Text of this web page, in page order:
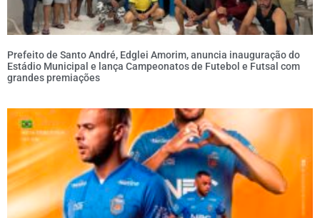
Prefeito de Santo André, Edglei Amorim, anuncia inauguração do
Estádio Municipal e lança Campeonatos de Futebol e Futsal com
grandes premiações